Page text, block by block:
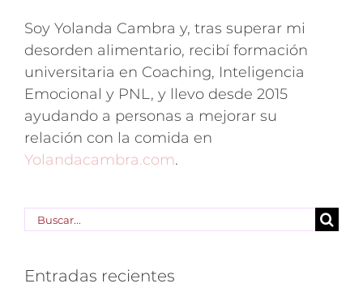
Soy Yolanda Cambra y, tras superar mi
desorden alimentario, recibí formación
universitaria en Coaching, Inteligencia
Emocional y PNL, y llevo desde 2015
ayudando a personas a mejorar su
relación con la comida en
Yolandacambra.com.
Buscar:
Entradas recientes